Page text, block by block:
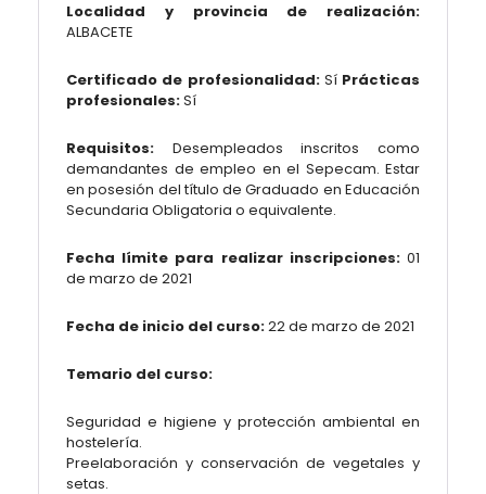
Localidad y provincia de realización:
ALBACETE
Certificado de profesionalidad:Sí Prácticas
profesionales:Sí
Requisitos: Desempleados inscritos como
demandantes de empleo en el Sepecam. Estar
en posesión del título de Graduado en Educación
Secundaria Obligatoria o equivalente.
Fecha límite para realizar inscripciones:01
de marzo de 2021
Fecha de inicio del curso:22 de marzo de 2021
Temario del curso:
Seguridad e higiene y protección ambiental en
hostelería.
Preelaboración y conservación de vegetales y
setas.